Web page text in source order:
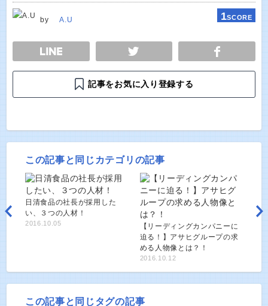
by A.U 1SCORE
TWEET
記事をお気に入り登録する
この記事と同じカテゴリの記事
日清食品の社長が採用した
い、３つの人材！
2016.10.05
【リーディングカンパニーに
迫る！】アサヒグループの求
める人物像とは？！
2016.10.12
この記事と同じタグの記事